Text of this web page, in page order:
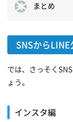
まとめ
SNSから
では、さっそく
ょう。
インスタ編